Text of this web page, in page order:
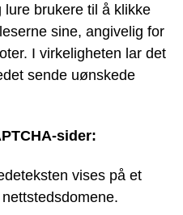
brukere til å klikke
sine, angivelig for
I virkeligheten lar det
sende uønskede
sider:
vises på et